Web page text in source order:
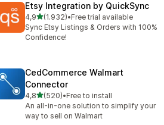
Etsy Integration by QuickSync
4,95 yıldız üzerinden
(1.932)
toplam 1932 değerlendirme
•Free trial available
Sync Etsy Listings & Orders with 100%
Confidence!
CedCommerce Walmart
Connector
4,85 yıldız üzerinden
(520)
toplam 520 değerlendirme
•Free to install
An all-in-one solution to simplify your
way to sell on Walmart